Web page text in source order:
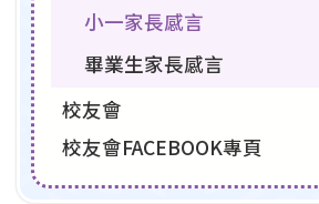
小一家長感言
畢業生家長感言
校友會
校友會FACEBOOK專頁